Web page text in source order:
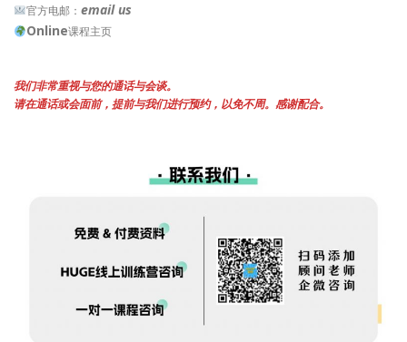
官方电邮： email us
Online课程主页
我们非常重视与您的通话与会谈。
请在通话或会面前，提前与我们进行预约，以免不周。感谢配合。